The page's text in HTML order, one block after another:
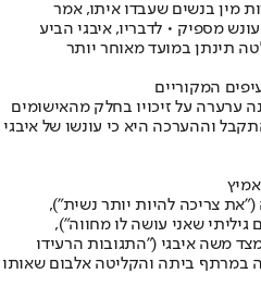
מין בנשים שעבדו איתו, אמר
מספיק • לדבריו, איבגי הביע
תינתן במועד מאוחר יותר
המקוריים
ערערה על זיכויו בחלק מהאישומים
וההערכה היא כי עונשו של איבגי
צריכה להיות יותר נשית"),
גיליתי שאני עושה לו מחווה"),
משה איבגי ("התגובות הרעידו
במרתף ביתה והקליטה אלבום שאותו